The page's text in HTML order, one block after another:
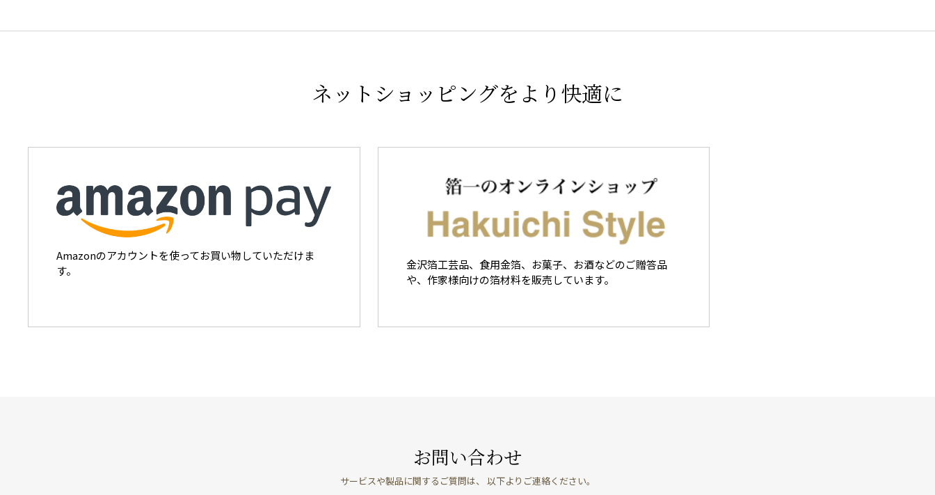
ネットショッピングをより快適に
Amazonのアカウントを使ってお買い物していただけま
す。
金沢箔工芸品、食用金箔、お菓子、お酒などのご贈答品
や、作家様向けの箔材料を販売しています。
お問い合わせ
サービスや製品に関するご質問は、 以下よりご連絡ください。